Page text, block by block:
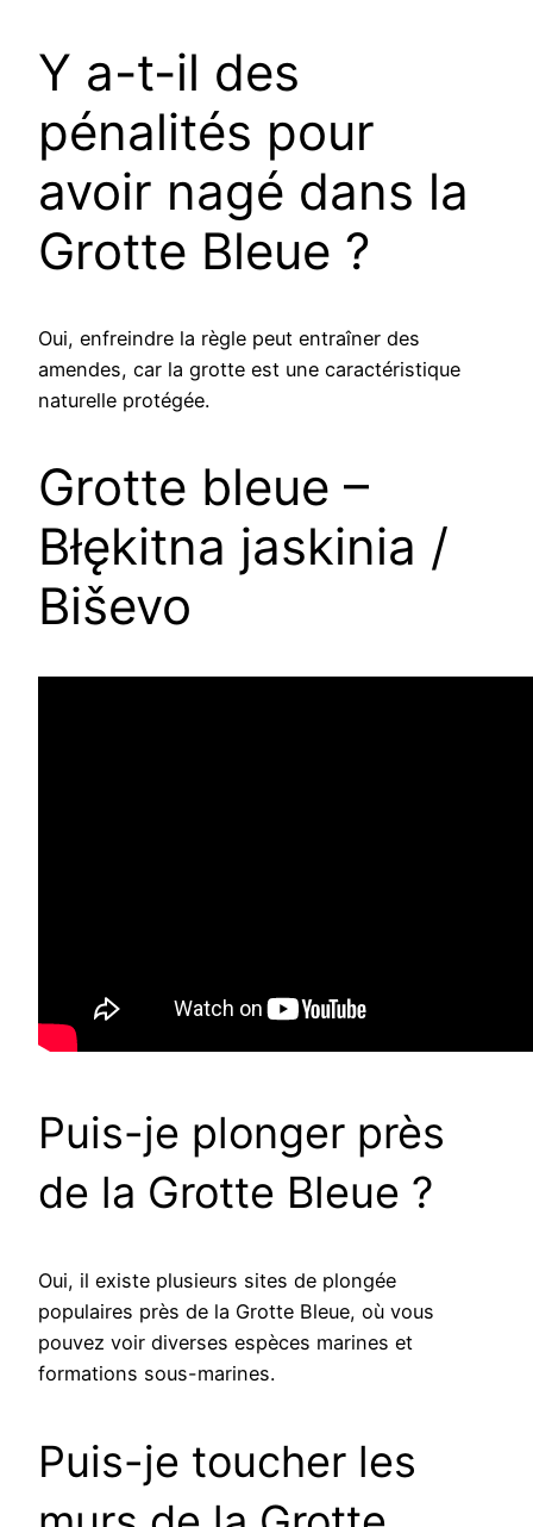
Y a-t-il des
pénalités pour
avoir nagé dans la
Grotte Bleue ?
Oui, enfreindre la règle peut entraîner des
amendes, car la grotte est une caractéristique
naturelle protégée.
Grotte bleue –
Błękitna jaskinia /
Biševo
Puis-je plonger près
de la Grotte Bleue ?
Oui, il existe plusieurs sites de plongée
populaires près de la Grotte Bleue, où vous
pouvez voir diverses espèces marines et
formations sous-marines.
Puis-je toucher les